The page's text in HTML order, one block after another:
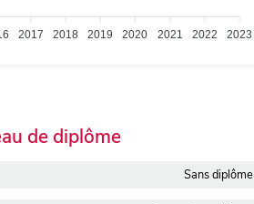
2017 2018 2019 2020 2021 2022 2023
de diplôme
Sans diplôme